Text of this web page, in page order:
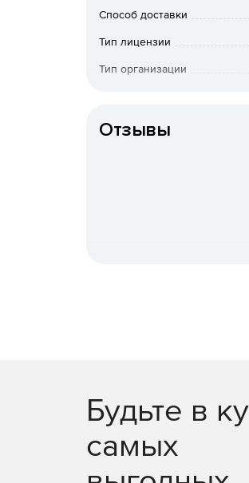
Приложение Burstek
Burst Technology.
Программы, входящие в
свое внимание на решении
сотрудника или его
автоматически. Механизмы
автоматического
в режиме реального
себе исключительную
интерфейсом. Поддержка
с сетью Windows, что
приложений, а также
Способ доставки
Тип лицензии
Тип организации
Отзывы
Будьте в
самых